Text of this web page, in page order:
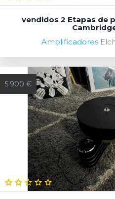
vendidos 2 Etapas de
Amplificadores
5.900 €